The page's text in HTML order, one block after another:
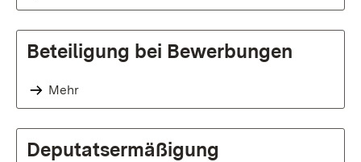
Beteiligung bei Bewerbungen
Mehr
Deputatsermäßigung